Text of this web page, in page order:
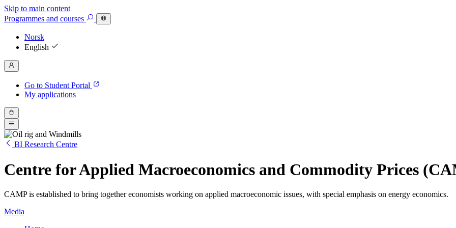
Skip to main content
Programmes and courses
Norsk
English
Go to Student Portal
My applications
BI Research Centre
Centre for Applied Macroeconomics and Commodity Prices
CAMP is established to bring together economists working on applied macroeconomic issues, with special emphasis on energy economics.
Media